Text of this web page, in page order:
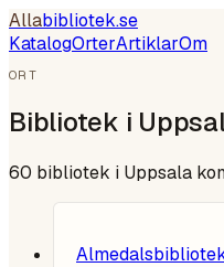
Allabibliotek.se
KatalogOrterArtiklarOm
ORT
Bibliotek i
60 bibliotek i Uppsala